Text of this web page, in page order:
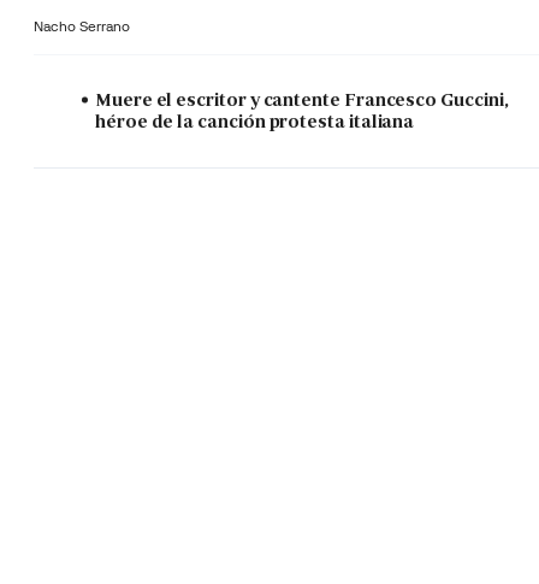
Nacho Serrano
Muere el escritor y cantente Francesco Guccini,
héroe de la canción protesta italiana